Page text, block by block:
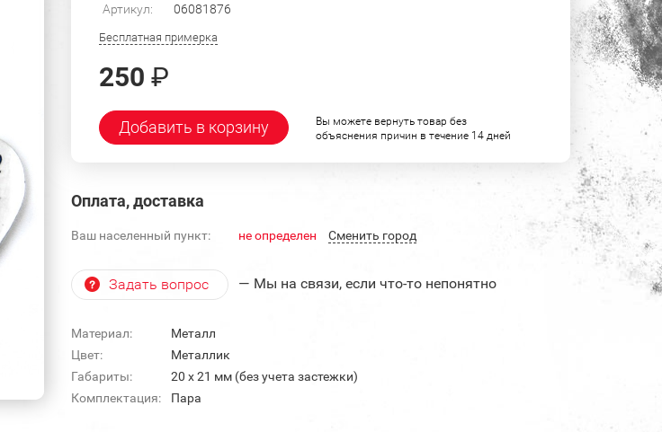
Артикул: 06081876
Бесплатная примерка
250 ₽
Добавить в корзину
Вы можете вернуть товар без
объяснения причин в течение 14 дней
Оплата, доставка
Ваш населенный пункт: не определен Cменить город
Задать вопрос — Мы на связи, если что-то непонятно
Материал:
Металл
Цвет:
Металлик
Габариты:
20 х 21 мм (без учета застежки)
Комплектация:
Пара